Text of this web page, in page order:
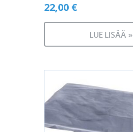
22,00 €
LUE LISÄÄ »